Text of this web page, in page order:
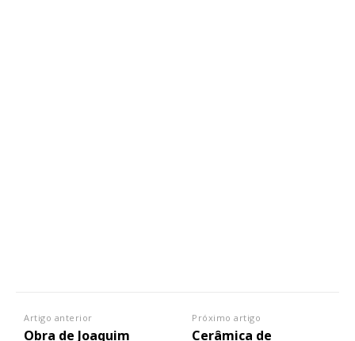
Artigo anterior
Obra de Joaquim
Próximo artigo
Cerâmica de